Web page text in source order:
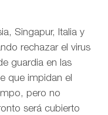
Singapur, Italia y
rechazar el virus
guardia en las
que impidan el
pero no
será cubierto